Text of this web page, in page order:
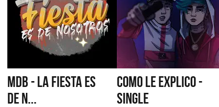
MDB - LA FIESTA ES
DE N...
COMO LE EXPLICO -
SINGLE